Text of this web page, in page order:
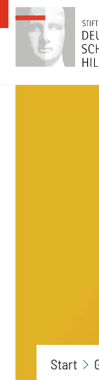
Zum Inhalt
Start